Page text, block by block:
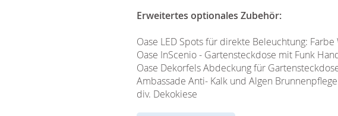
Erweitertes optionales Zubehör:
Oase LED Spots für direkte Beleuchtung:
Oase InScenio - Gartensteckdose mit Funk
Oase Dekorfels Abdeckung für
Ambassade Anti- Kalk und Algen
div. Dekokiese